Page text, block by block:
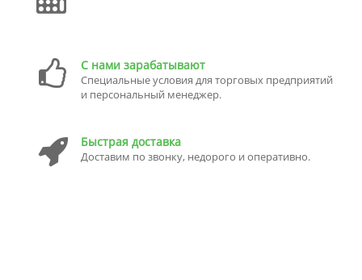
С нами зарабатывают
Специальные условия для торговых предприятий
и персональный менеджер.
Быстрая доставка
Доставим по звонку, недорого и оперативно.